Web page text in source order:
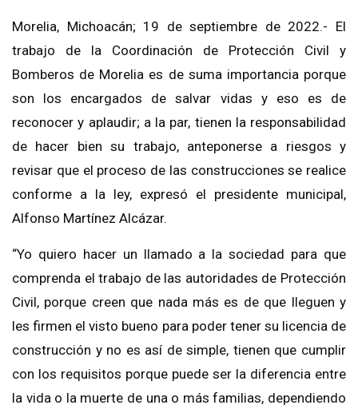
Morelia, Michoacán; 19 de septiembre de 2022.- El
trabajo de la Coordinación de Protección Civil y
Bomberos de Morelia es de suma importancia porque
son los encargados de salvar vidas y eso es de
reconocer y aplaudir; a la par, tienen la responsabilidad
de hacer bien su trabajo, anteponerse a riesgos y
revisar que el proceso de las construcciones se realice
conforme a la ley, expresó el presidente municipal,
Alfonso Martínez Alcázar.
“Yo quiero hacer un llamado a la sociedad para que
comprenda el trabajo de las autoridades de Protección
Civil, porque creen que nada más es de que lleguen y
les firmen el visto bueno para poder tener su licencia de
construcción y no es así de simple, tienen que cumplir
con los requisitos porque puede ser la diferencia entre
la vida o la muerte de una o más familias, dependiendo